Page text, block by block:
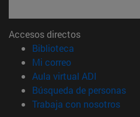
Accesos directos
Biblioteca
Mi correo(abre en nueva
Aula virtual ADI
Búsqueda de personas
Trabaja con nosotros